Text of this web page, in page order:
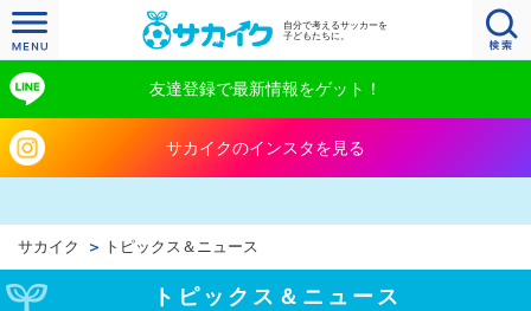
自分で考えるサッカーを
子どもたちに。
友達登録で最新情報をゲット！
サカイクのインスタを見る
サカイク トピックス＆ニュース
トピックス＆ニュース